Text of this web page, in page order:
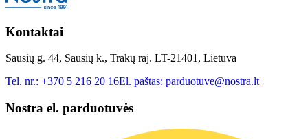
Kontaktai
Sausių g. 44, Sausių k., Trakų raj. LT-21401, Lietuva
Tel. nr.: +370 5 216 20 16El. paštas: parduotuve@nostra.lt
Nostra el. parduotuvės